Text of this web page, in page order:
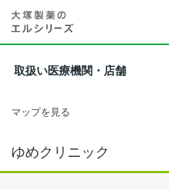
取扱い医療機関・店舗
マップを見る
ゆめクリニック